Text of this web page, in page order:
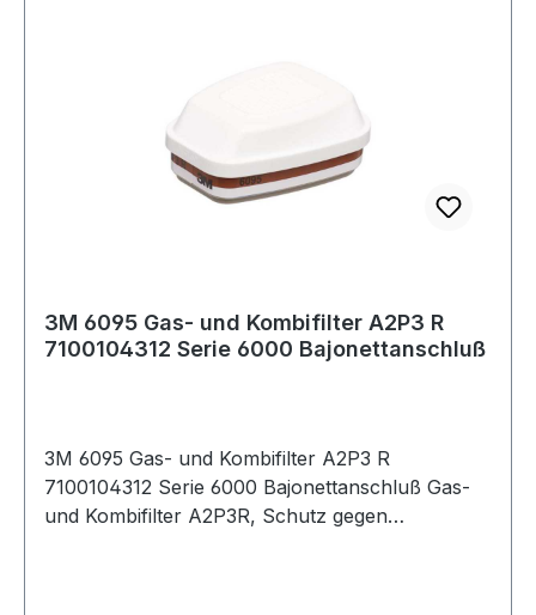
3M 6095 Gas- und Kombifilter A2P3 R
7100104312 Serie 6000 Bajonettanschluß
3M 6095 Gas- und Kombifilter A2P3 R
7100104312 Serie 6000 Bajonettanschluß Gas-
und Kombifilter A2P3R, Schutz gegen